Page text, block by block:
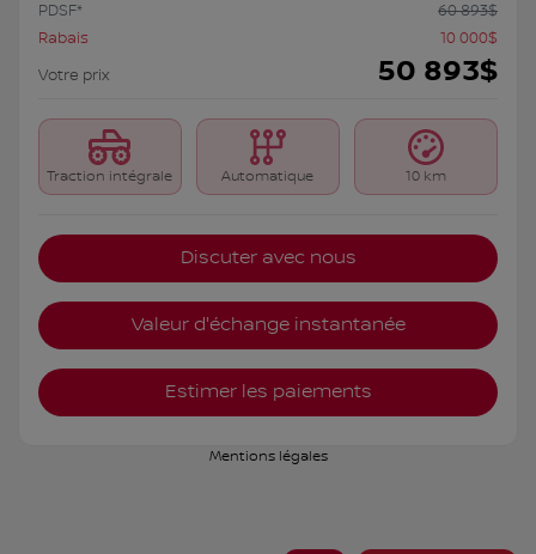
PDSF* 60 893$
Rabais
10 000$
Votre prix
50 893$
Traction intégrale Automatique 10 km
Discuter avec nous
Valeur d'échange instantanée
Estimer les paiements
Mentions légales